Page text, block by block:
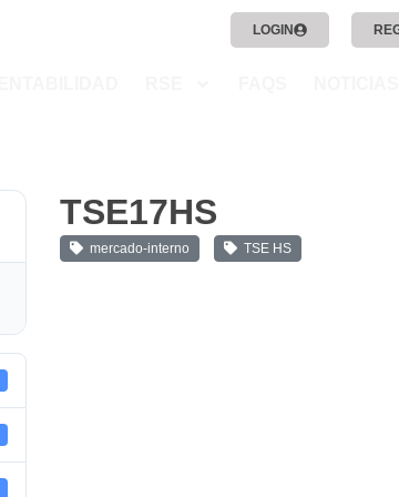
LOGIN
TSE17HS
mercado-interno TSE HS